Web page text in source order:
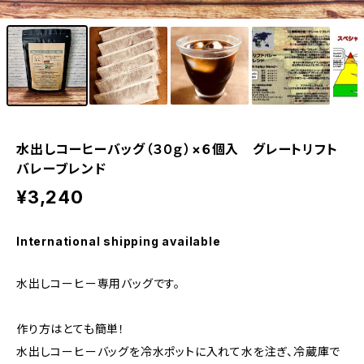
水出しコーヒーバッグ（３０ｇ）×６個入 グレートリフト
バレーブレンド
¥3,240
International shipping available
水出しコーヒー専用バッグです。
作り方はとても簡単！
水出しコーヒーバッグを冷水ポットに入れて水を注ぎ、冷蔵庫で